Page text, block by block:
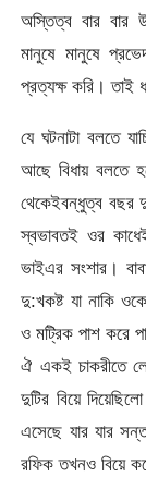
অস্তিত্ব বার বার
মানুষে মানুষে
প্রত্যক্ষ করি। তাই
যে ঘটনাটা বলতে
আছে বিধায়
থেকেইবন্ধুত্ব বছর
স্বভাবতই ওর
ভাইএর সংশার।
দু:খকষ্ট যা নাকি
ও মট্রিক পাশ করে
ঐ একই চাকরীতে
দুটির বিয়ে
এসেছে যার যার
রফিক তখনও বিয়ে